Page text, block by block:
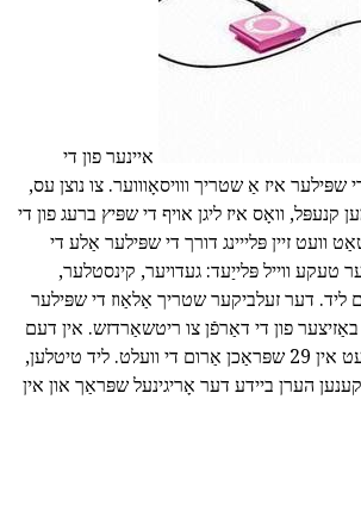
איינער פון די
שפּילער איז אַ שטריך ווויסאָוווער. צו נוצן עס,
קנעפּל, וואָס איז ליגן אויף די שפּיץ ברעג פון די
וועט זיין פּלייינג דורך די שפּילער אַלע די
טעקע ווייל פּלייַעד: געדויער, קינסטלער,
ליד. דער זעלביקער שטריך אַלאַוז די שפּילער
באַזיצער פון די דאַרפֿן צו ריטשאַרדזש. אין דעם
פאַל, ווויסאָוווער אַרבעט אין 29 שפּראַכן אַרום די וועלט. ליד טיטלען,
הערן ביידע דער אָריגינעל שפּראַך און אין